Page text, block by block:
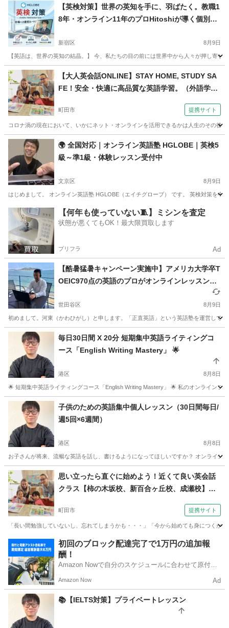
東京 台東区 英検 オンライン
【英検対策】世界の英知を手に、羽ばたく。教職1
8年・オンライン11年のプロHitoshiが導く個別指
新宿区 8月9日
【英語は、世界の英知の結晶。】 今、私たちの目の前には世界中から人々が押し寄
東京 新宿区 英検 オンライン
【大人英会話ONLINE】STAY HOME, STUDY SA
FE！安全・快適に高品質な英語学習。（外語学院
町田市 提携サイト
コロナ渦の現在において、いかにネット・オンラインを活用できるかは人生のその後
東京 町田市 英会話
🌍 全国対応｜オンライン英語塾 HGLOBE｜英検5
級～準1級・体験レッスン受付中
文京区 8月9日
はじめまして。 オンライン英語塾 HGLOBE（エイチグローブ） です。 英検対策を
東京 文京区 英検 1級
【何年も使っていない🧵】ミシンを査定
状態が悪くてもOK！最大限買取します
プリフラ Ad
【酷暑猛暑キャンペーン実施中】アメリカ大学卒T
OEIC970点の英語のプロがオンラインレッスンで
あなたの英語力を効率的に上げるお手伝いをしま
す！【残り1枠】
世田谷区 8月9日
初めまして。河東（かわひがし）と申します。「正直英語」という英語塾を運営して
東京 世田谷区 英語 TOEIC
毎日30日間 X 20分 短期集中英語ライティングコ
ース「English Writing Mastery」 🌟
港区 8月8日
🌟 短期集中英語ライティングコース「English Writing Mastery」 🌟 私のオンライン
東京 港区 TOEFL(R)テスト ライティング
子供のための英語集中個人レッスン（30日間毎日/
週5回×6週間）
港区 8月8日
お子さんが将来、流暢な英語を話し、書けるようになってほしいですか？ オンライ
東京 港区 英語/基礎英語 レッスン
思い立ったら直ぐに始めよう！近くて良い英会話
クラス【柿の木坂校、新百合ヶ丘校、成瀬校】
町田市 提携サイト
「長い間勉強していないし、忘れてしまうかも・・・」「今から始めても身につく
英会話
初回のブロック配達完了で1万円の追加報
酬！
Amazon Nowで自分のスケジュールに合わせて原付や
う！
Amazon Now Ad
📚【IELTS対策】プライベートレッスン